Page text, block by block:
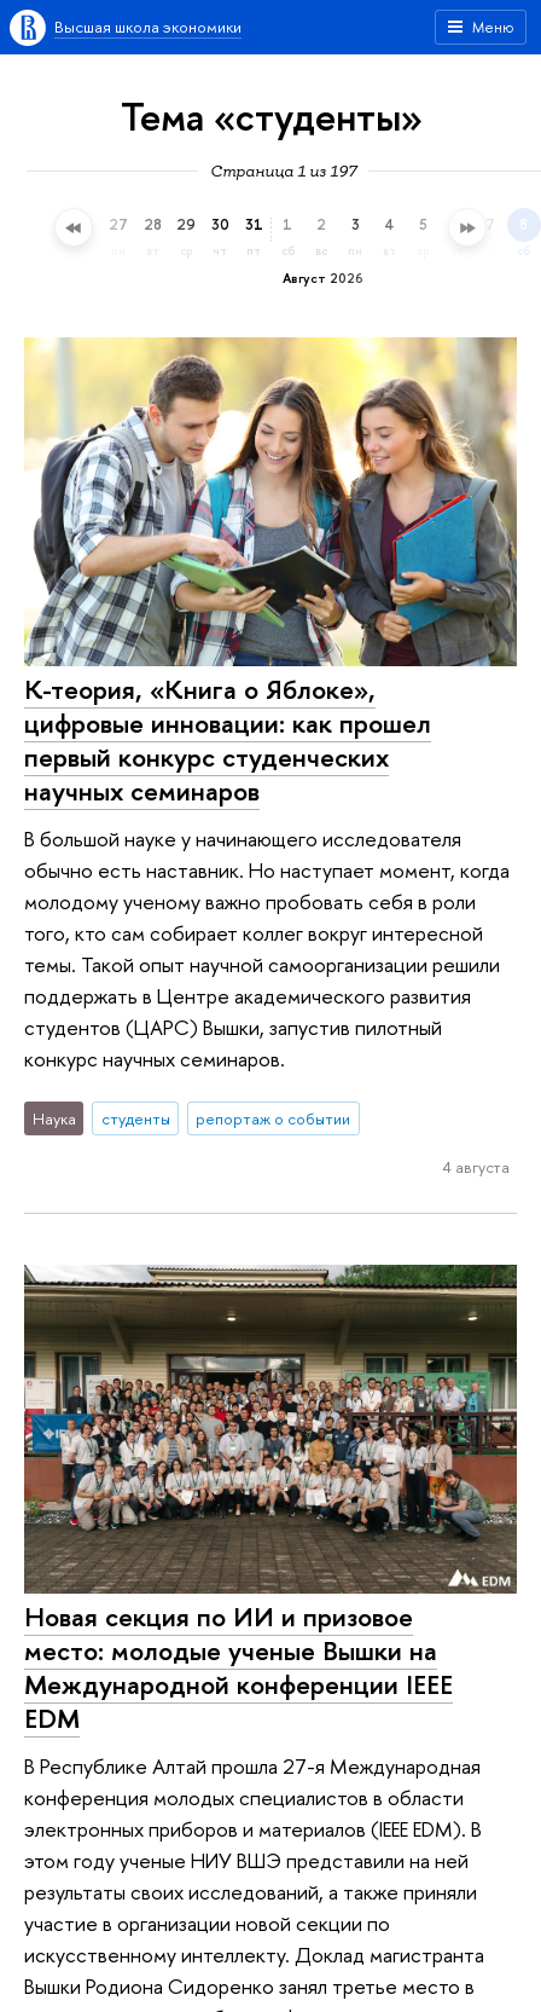
Меню
Высшая школа экономики
Тема «студенты»
Страница 1 из 197
26 27 28 29
ср
30
чт
31
пт
Август 2026
1
сб
2
вс
3
пн
4 5 6 7 8
сб
К-теория, «Книга о Яблоке»,
цифровые инновации: как прошел
первый конкурс студенческих
научных семинаров
В большой науке у начинающего исследователя
обычно есть наставник. Но наступает момент, когда
молодому ученому важно пробовать себя в роли
того, кто сам собирает коллег вокруг интересной
темы. Такой опыт научной самоорганизации решили
поддержать в Центре академического развития
студентов (ЦАРС) Вышки, запустив пилотный
конкурс научных семинаров.
Наука студенты репортаж о событии
4 августа
Новая секция по ИИ и призовое
место: молодые ученые Вышки на
Международной конференции IEEE
EDM
В Республике Алтай прошла 27-я Международная
конференция молодых специалистов в области
электронных приборов и материалов (IEEE EDM). В
этом году ученые НИУ ВШЭ представили на ней
результаты своих исследований, а также приняли
участие в организации новой секции по
искусственному интеллекту. Доклад магистранта
Вышки Родиона Сидоренко занял третье место в